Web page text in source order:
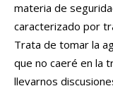
materia de
caracterizado por
Trata de tomar la
que no caeré en la
llevarnos